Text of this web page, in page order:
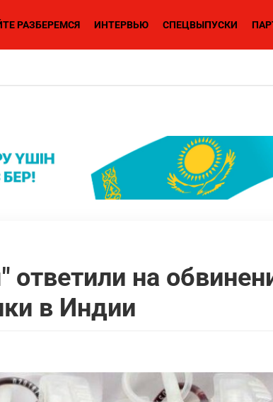
РАЗБЕРЕМСЯ ИНТЕРВЬЮ СПЕЦВЫПУСКИ
ответили на
в Индии